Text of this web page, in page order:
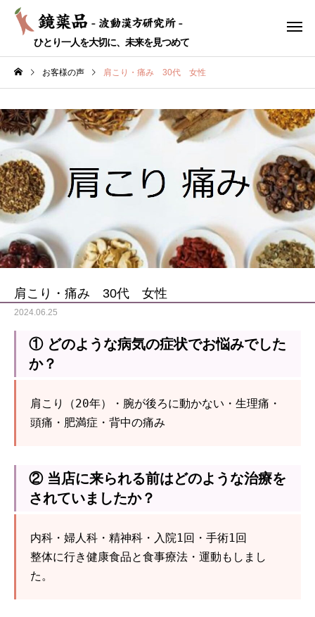
ひとり一人を大切に、未来を見つめて
代謝疾患
婦人科 ストレス
のどの痛み 50代 女性
お客様の声 肩こり・痛み 30代 女性
肩こり・痛み 30代 女性
2024.06.25
① どのような病気の症状でお悩みでした
か？
肩こり（20年）・腕が後ろに動かない・生理痛・
頭痛・肥満症・背中の痛み
② 当店に来られる前はどのような治療を
されていましたか？
内科・婦人科・精神科・入院1回・手術1回
整体に行き健康食品と食事療法・運動もしまし
た。